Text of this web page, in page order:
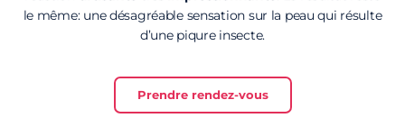
le même: une désagréable sensation sur la peau qui résulte
d’une piqure insecte.
Prendre rendez-vous